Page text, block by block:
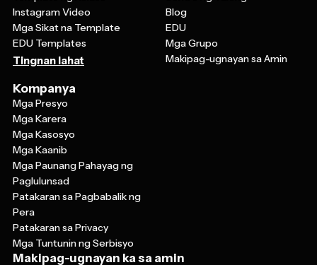
Mga Sikat na Template
EDU Templates
Tingnan lahat
EDU
Mga Grupo
Makipag-ugnayan sa Amin
Mga Presyo
Mga Karera
Mga Kasosyo
Mga Kaanib
Mga Paunang Pahayag ng
Paglulunsad
Patakaran sa Pagbabalik ng
Pera
Patakaran sa Privacy
Mga Tuntunin ng Serbisyo
Makipag-ugnayan ka sa amin